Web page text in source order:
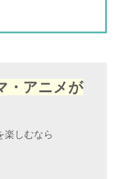
・アニメが
楽しむなら